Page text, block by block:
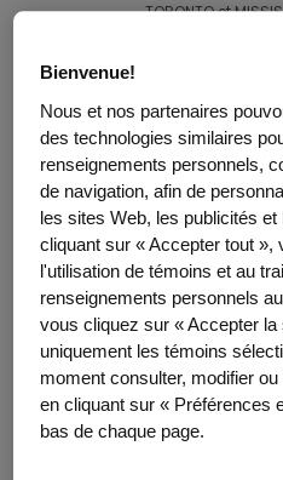
TORONTO et
géniques, ne
rendre jusqu’aux
accès au
l’expertise et aux
spécialisés
commercialiser.
cette situation, le
file de la mise au
technologies de
régénérative et de
cellulaires et
des
Bienvenue!
Nous et nos partenaires
des technologies similaires
renseignements personnels,
de navigation, afin de
les sites Web, les publicités
cliquant sur « Accepter tout »,
l'utilisation de témoins et au
renseignements personnels
vous cliquez sur « Accepter
uniquement les témoins
moment consulter, modifier
en cliquant sur « Préférences
bas de chaque page.